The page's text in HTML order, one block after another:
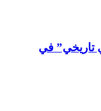
تاريخي” في